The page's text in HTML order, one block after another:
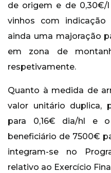
de origem e de 0,30€/
vinhos com indicação
ainda uma majoração
em zona de
respetivamente.
Quanto à medida de
valor unitário duplica,
para 0,16€ dia/hl e
beneficiário de 7500€
integram-se no
relativo ao Exercício